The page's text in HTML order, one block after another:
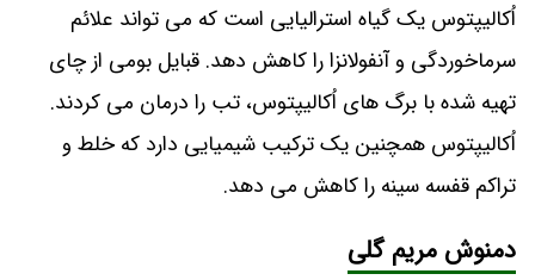
اُکالیپتوس یک گیاه استرالیایی است که می ‌تواند علائم
سرماخوردگی و آنفولانزا را کاهش دهد. قبایل بومی از چای
تهیه شده با برگ‌ های اُکالیپتوس، تب را درمان می ‌کردند.
اُکالیپتوس همچنین یک ترکیب شیمیایی دارد که خلط و
تراکم قفسه سینه را کاهش می‌ دهد.
دمنوش مریم گلی